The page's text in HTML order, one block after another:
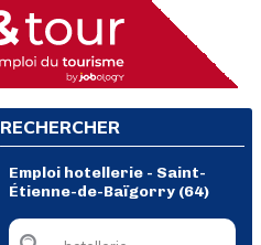
RECHERCHER
Emploi hotellerie - Saint-
Étienne-de-Baïgorry (64)